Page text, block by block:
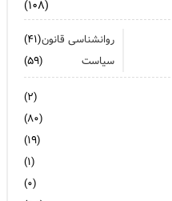
(۱۰۸)
روانشناسی قانون(۴۱)
سیاست
(۵۹)
(۲)
(۸۰)
(۱۹)
(۱)
(۰)